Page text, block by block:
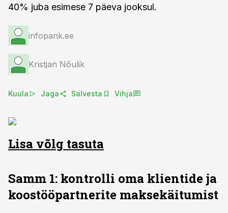
40% juba esimese 7 päeva jooksul.
infopank.ee
Kristjan Nõulik
Kuula Jaga Salvesta Vihja
Lisa võlg tasuta
Samm 1: kontrolli oma klientide ja
koostööpartnerite maksekäitumist